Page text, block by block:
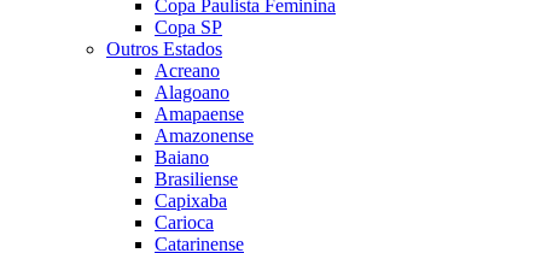
Copa Paulista Feminina
Copa SP
Outros Estados
Acreano
Alagoano
Amapaense
Amazonense
Baiano
Brasiliense
Capixaba
Carioca
Catarinense